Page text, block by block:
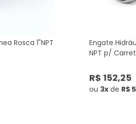
Rosca 1"NPT
Engate
NPT p/
R$ 152,25
ou 3x de R$